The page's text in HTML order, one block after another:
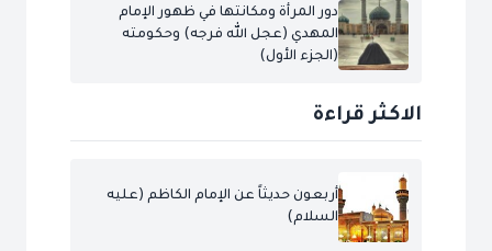
دور المرأة ومكانتها في ظهور الإمام
المهدي (عجل الله فرجه) وحكومته
(الجزء الأول)
الاكثر قراءة
أربعون حديثاً عن الإمام الكاظم (عليه
السلام)